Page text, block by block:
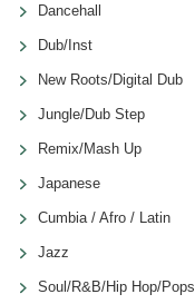
Dancehall
Dub/Inst
New Roots/Digital Dub
Jungle/Dub Step
Remix/Mash Up
Japanese
Cumbia / Afro / Latin
Jazz
Soul/R&B/Hip Hop/Pops